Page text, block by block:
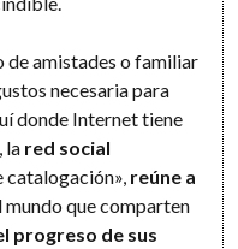
de amistades o familiar
necesaria para
donde Internet tiene
la red social
catalogación», reúne a
mundo que comparten
progreso de sus